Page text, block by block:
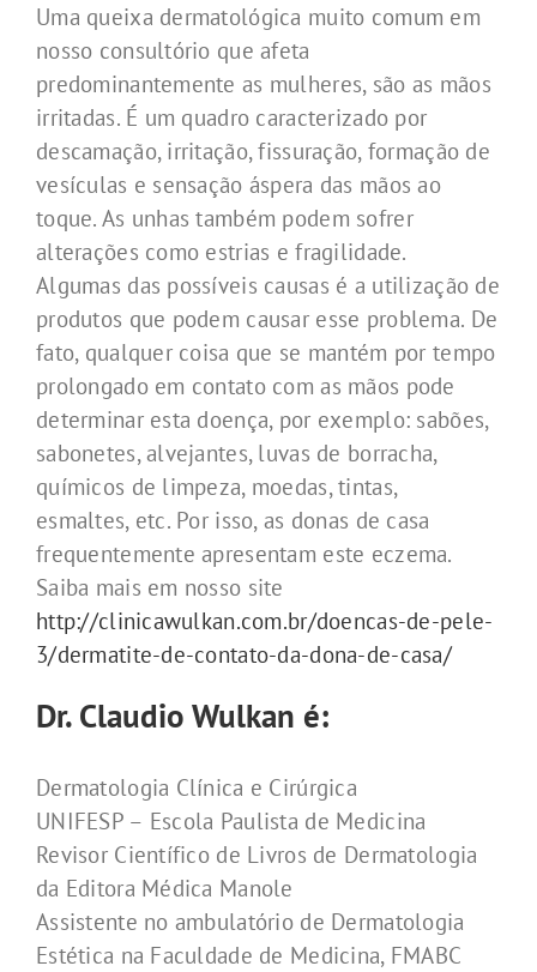
Uma queixa dermatológica muito comum em
nosso consultório que afeta
predominantemente as mulheres, são as mãos
irritadas. É um quadro caracterizado por
descamação, irritação, fissuração, formação de
vesículas e sensação áspera das mãos ao
toque. As unhas também podem sofrer
alterações como estrias e fragilidade.
Algumas das possíveis causas é a utilização de
produtos que podem causar esse problema. De
fato, qualquer coisa que se mantém por tempo
prolongado em contato com as mãos pode
determinar esta doença, por exemplo: sabões,
sabonetes, alvejantes, luvas de borracha,
químicos de limpeza, moedas, tintas,
esmaltes, etc. Por isso, as donas de casa
frequentemente apresentam este eczema.
Saiba mais em nosso site
http://clinicawulkan.com.br/doencas-de-pele-
3/dermatite-de-contato-da-dona-de-casa/
Dr. Claudio Wulkan é:
Dermatologia Clínica e Cirúrgica
UNIFESP – Escola Paulista de Medicina
Revisor Científico de Livros de Dermatologia
da Editora Médica Manole
Assistente no ambulatório de Dermatologia
Estética na Faculdade de Medicina, FMABC